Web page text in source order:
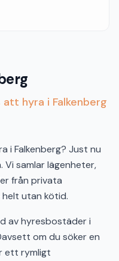
hyra i Falkenberg
i Falkenberg? Just nu
Vi samlar lägenheter,
från privata
utan kötid.
av hyresbostäder i
om du söker en
ett rymligt